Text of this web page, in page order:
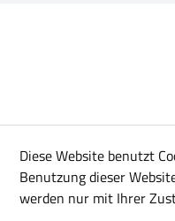
Diese Website benutzt
Benutzung dieser
werden nur mit Ihrer